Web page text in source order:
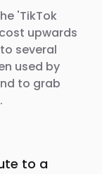
'TikTok
upwards
several
used by
to grab
to a